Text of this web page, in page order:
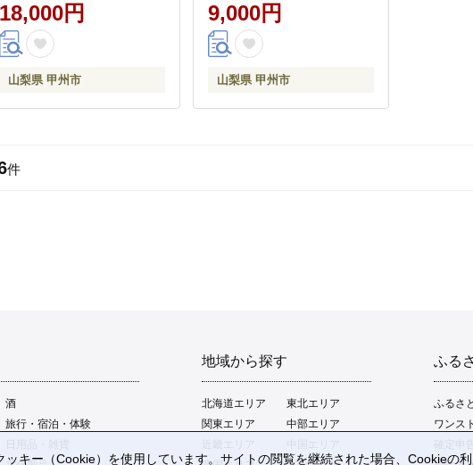
18,000円
山梨県 甲州市
9,000円
山梨県 甲州市
件
酒
旅行・宿泊・体験
地域から探す
北海道エリア
東北エリア
関東エリア
中部エリア
ふる
ふるさ
ワンス
キー（Cookie）を使用しています。サイトの閲覧を継続された場合、Cookieの